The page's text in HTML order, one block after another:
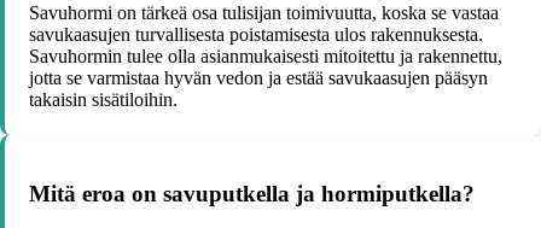
Savuhormi on tärkeä osa tulisijan toimivuutta, koska se vastaa
savukaasujen turvallisesta poistamisesta ulos rakennuksesta.
Savuhormin tulee olla asianmukaisesti mitoitettu ja rakennettu,
jotta se varmistaa hyvän vedon ja estää savukaasujen pääsyn
takaisin sisätiloihin.
Mitä eroa on savuputkella ja hormiputkella?